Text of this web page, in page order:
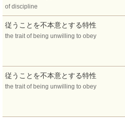
of discipline
従うことを不本意とする特性
the trait of being unwilling to obey
従うことを不本意とする特性
the trait of being unwilling to obey